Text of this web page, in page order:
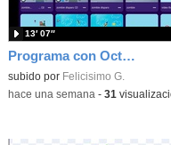
Programa con OctoStudio, un juego de disparos contra Zombies con un cargador basado en el House of the dead
Contenido educativo.
subido por Felicisimo G.
13′ 07″
-hace una semana - 31